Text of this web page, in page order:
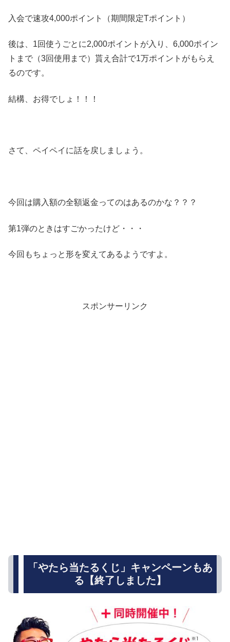
入会で速攻4,000ポイント（期間限定Tポイント）
後は、1回使うごとに2,000ポイントが入り、6,000ポイン
トまで（3回使用まで）貰え合計で1万ポイントがもらえ
るのです。
結構、お得でしょ！！！
さて、ペイペイに話を戻しましょう。
今回は購入額の全額返金ってのはあるのかな？？？
第1弾のときはすごかったけど・・・
今回もちょっと形を変えてあるようですよ。
スポンサーリンク
「やたら当たるくじ」キャンペーンもあ
る【終了しました】